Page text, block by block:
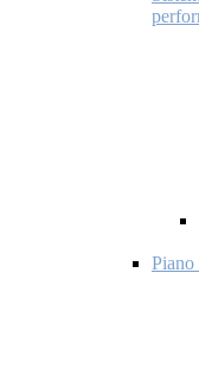
Piano